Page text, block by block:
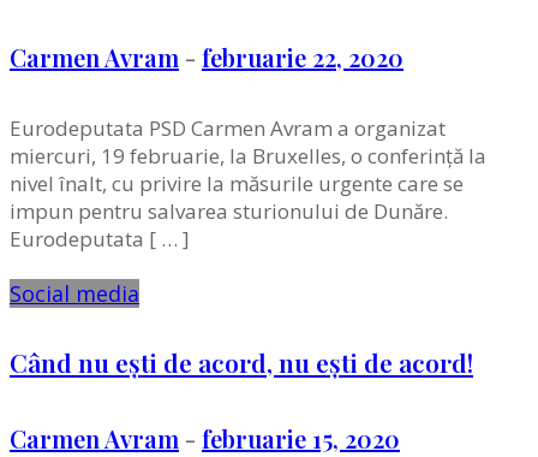
Carmen Avram - februarie 22, 2020
Eurodeputata PSD Carmen Avram a organizat
miercuri, 19 februarie, la Bruxelles, o conferință la
nivel înalt, cu privire la măsurile urgente care se
impun pentru salvarea sturionului de Dunăre.
Eurodeputata [ … ]
Social media
Când nu eşti de acord, nu eşti de acord!
Carmen Avram - februarie 15, 2020